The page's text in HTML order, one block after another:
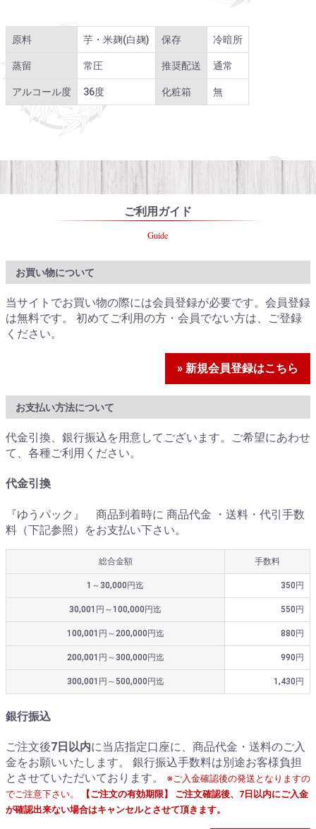
原料 芋・米麹(白麹) 保存 冷暗所
蒸留 常圧 推奨配送 通常
アルコール度 36度 化粧箱 無
ご利用ガイド
Guide
お買い物について
当サイトでお買い物の際には会員登録が必要です。会員登録
は無料です。 初めてご利用の方・会員でない方は、ご登録
ください。
» 新規会員登録はこちら
お支払い方法について
代金引換、銀行振込を用意してございます。ご希望にあわせ
て、各種ご利用ください。
代金引換
『ゆうパック』 商品到着時に 商品代金 ・送料・代引手数
料（下記参照）をお支払い下さい。
総合金額 手数料
1～30,000円迄 350円
30,001円～100,000円迄 550円
100,001円～200,000円迄 880円
200,001円～300,000円迄 990円
300,001円～500,000円迄 1,430円
銀行振込
ご注文後7日以内に当店指定口座に、商品代金・送料のご入
金をお願いいたします。 銀行振込手数料は別途お客様負担
とさせていただいております。
※ご入金確認後の発送となりますの
でご注意下さい。
【ご注文の有効期限】 ご注文確認後、7日以内にご入金
が確認出来ない場合はキャンセルとさせて頂きます。